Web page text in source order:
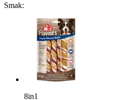
Smak:
8in1